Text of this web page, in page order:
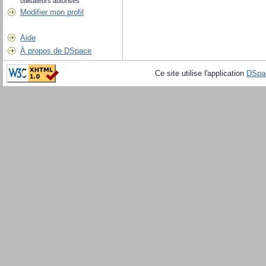
Modifier mon profil
Aide
À propos de DSpace
Ce site utilise l'application